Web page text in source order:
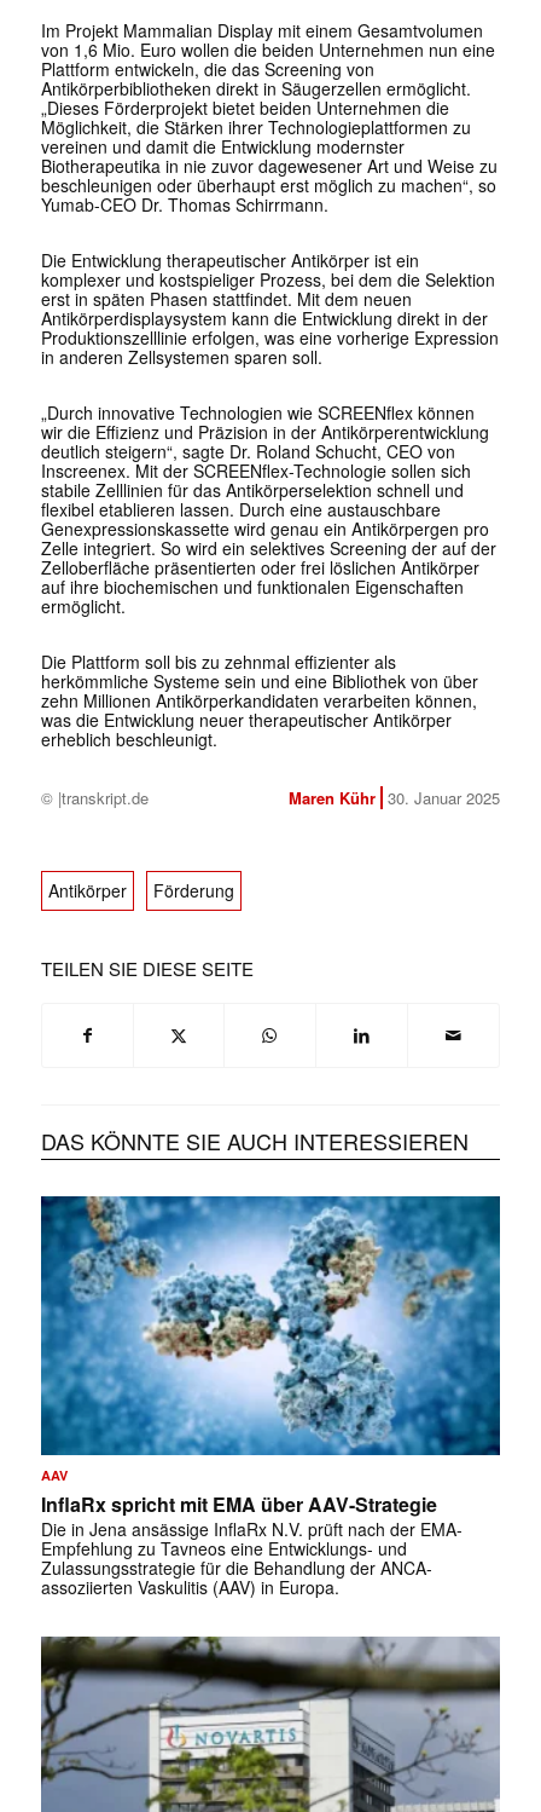
Im Projekt Mammalian Display mit einem Gesamtvolumen
von 1,6 Mio. Euro wollen die beiden Unternehmen nun eine
Plattform entwickeln, die das Screening von
Antikörperbibliotheken direkt in Säugerzellen ermöglicht.
„Dieses Förderprojekt bietet beiden Unternehmen die
Möglichkeit, die Stärken ihrer Technologieplattformen zu
vereinen und damit die Entwicklung modernster
Biotherapeutika in nie zuvor dagewesener Art und Weise zu
beschleunigen oder überhaupt erst möglich zu machen“, so
Yumab-CEO Dr. Thomas Schirrmann.
Die Entwicklung therapeutischer Antikörper ist ein
komplexer und kostspieliger Prozess, bei dem die Selektion
erst in späten Phasen stattfindet. Mit dem neuen
Antikörperdisplaysystem kann die Entwicklung direkt in der
Produktionszelllinie erfolgen, was eine vorherige Expression
in anderen Zellsystemen sparen soll.
„Durch innovative Technologien wie SCREENflex können
wir die Effizienz und Präzision in der Antikörperentwicklung
deutlich steigern“, sagte Dr. Roland Schucht, CEO von
Inscreenex. Mit der SCREENflex-Technologie sollen sich
stabile Zelllinien für das Antikörperselektion schnell und
flexibel etablieren lassen. Durch eine austauschbare
Genexpressionskassette wird genau ein Antikörpergen pro
Zelle integriert. So wird ein selektives Screening der auf der
Zelloberfläche präsentierten oder frei löslichen Antikörper
auf ihre biochemischen und funktionalen Eigenschaften
ermöglicht.
Die Plattform soll bis zu zehnmal effizienter als
herkömmliche Systeme sein und eine Bibliothek von über
zehn Millionen Antikörperkandidaten verarbeiten können,
was die Entwicklung neuer therapeutischer Antikörper
erheblich beschleunigt.
© |transkript.de Maren Kühr 30. Januar 2025
Antikörper Förderung
TEILEN SIE DIESE SEITE
DAS KÖNNTE SIE AUCH INTERESSIEREN
AAV
InflaRx spricht mit EMA über AAV-Strategie
Die in Jena ansässige InflaRx N.V. prüft nach der EMA-
Empfehlung zu Tavneos eine Entwicklungs- und
Zulassungsstrategie für die Behandlung der ANCA-
assoziierten Vaskulitis (AAV) in Europa.